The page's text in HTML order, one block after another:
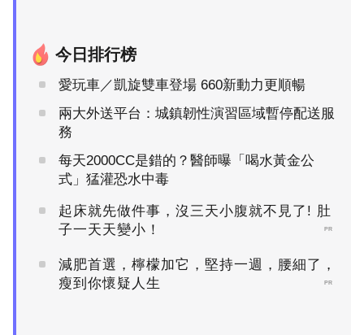
今日排行榜
愛玩車／凱旋雙車登場 660新動力更順暢
兩大外送平台：城鎮韌性演習區域暫停配送服
務
每天2000CC是錯的？醫師曝「喝水黃金公
式」猛灌恐水中毒
起床就先做件事，沒三天小腹就不見了! 肚
子一天天變小！
PR
減肥首選，檸檬加它，堅持一週，腰細了，
瘦到你懷疑人生
PR